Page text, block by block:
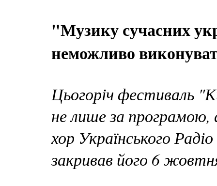
"Музику сучасних
неможливо
Цьогоріч фестиваль
не лише за програмою,
хор Українського
закривав його 6